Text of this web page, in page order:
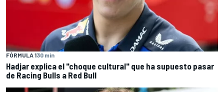
FÓRMULA 130 min
Hadjar explica el "choque cultural" que ha supuesto pasar
de Racing Bulls a Red Bull